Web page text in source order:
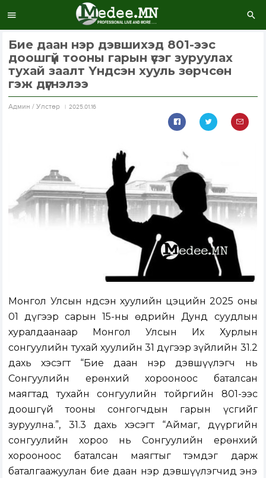
Бие даан нэр дэвшихэд 801-ээс
доошгүй тооны гарын үсэг зуруулах
тухай заалт Үндсэн хууль зөрчсөн
гэж дүгнэлээ
Aдмин / Улстөр 2025.01.16
Монгол Улсын Үндсэн хуулийн цэцийн 2025 оны
01 дүгээр сарын 15-ны өдрийн Дунд суудлын
хуралдаанаар Монгол Улсын Их Хурлын
сонгуулийн тухай хуулийн 31 дүгээр зүйлийн 31.2
дахь хэсэгт “Бие даан нэр дэвшүүлэгч нь
Сонгуулийн ерөнхий хорооноос баталсан
маягтад тухайн сонгуулийн тойргийн 801-ээс
доошгүй тооны сонгогчдын гарын үсгийг
зуруулна.”, 31.3 дахь хэсэгт “Аймаг, дүүргийн
сонгуулийн хороо нь Сонгуулийн ерөнхий
хорооноос баталсан маягтыг тэмдэг дарж
баталгаажуулан бие даан нэр дэвшүүлэгчид энэ